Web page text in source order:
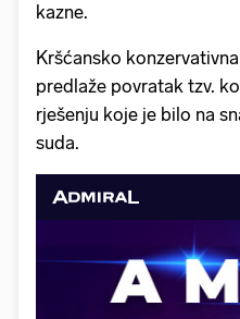
kazne.
Kršćansko
predlaže povratak tzv.
rješenju koje je bilo na
suda.